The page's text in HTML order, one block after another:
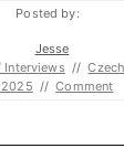
Posted by:
Jesse
Interviews //
2025 // Comment